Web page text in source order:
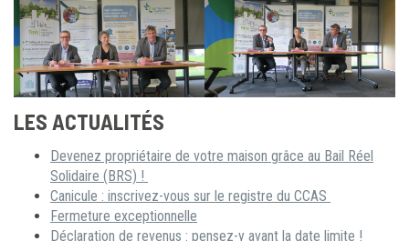
LES ACTUALITÉS
Devenez propriétaire de votre maison grâce au Bail Réel
Solidaire (BRS) !
Canicule : inscrivez-vous sur le registre du CCAS
Fermeture exceptionnelle
Déclaration de revenus : pensez-y avant la date limite !